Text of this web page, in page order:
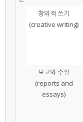
창의적 쓰기
(creative writing)
보고와 수필
(reports and
essays)